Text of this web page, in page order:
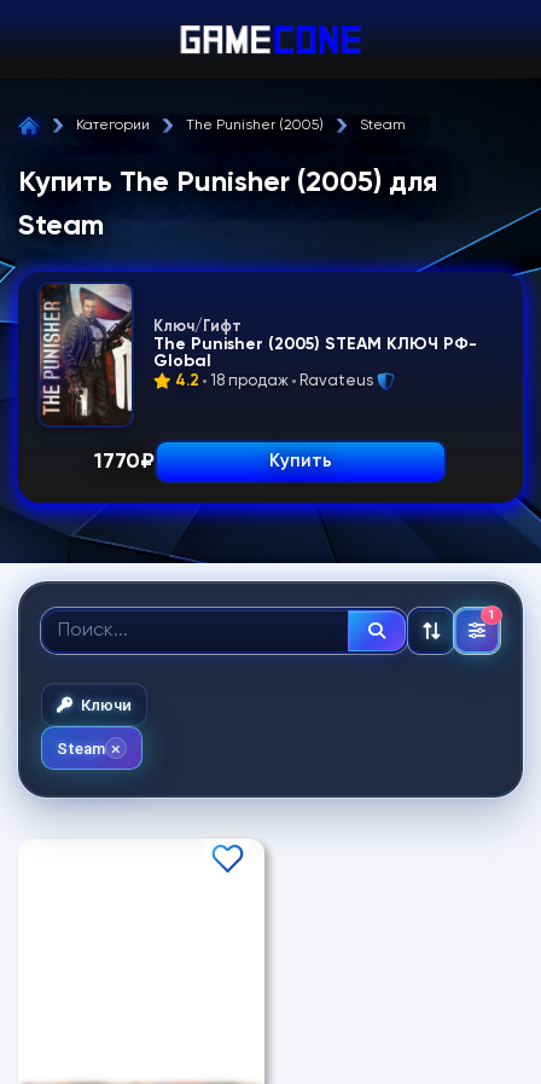
Категории The Punisher (2005) Steam
Купить The Punisher (2005) для
Steam
Ключ/Гифт
The Punisher (2005) STEAM КЛЮЧ РФ-
Global
4.2 18 продаж Ravateus
1770₽ Купить
1
Ключи
Steam